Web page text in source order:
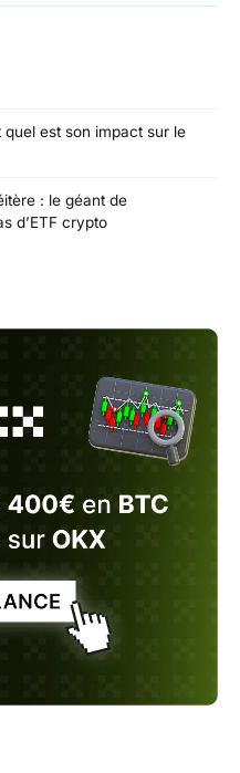
quel est son impact sur le
: le géant de
d’ETF crypto